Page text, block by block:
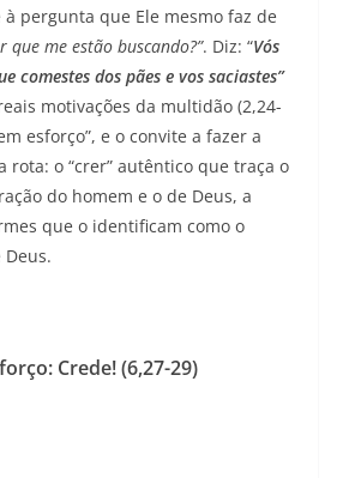
à pergunta que Ele mesmo faz de
que me estão buscando?”. Diz: “Vós
comestes dos pães e vos saciastes”
motivações da multidão (2,24-
esforço”, e o convite a fazer a
rota: o “crer” autêntico que traça o
do homem e o de Deus, a
que o identificam como o
Crede! (6,27-29)